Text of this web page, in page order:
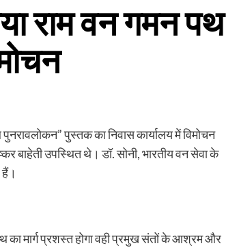
राम वन गमन पथ
पुस्तक का निवास कार्यालय में विमोचन
बाहेती उपस्थित थे। डॉ. सोनी, भारतीय वन सेवा के
का मार्ग प्रशस्त होगा वही प्रमुख संतों के आश्रम और